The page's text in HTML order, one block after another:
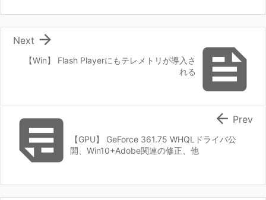

【Win】 Flash Playerにもテレメトリが導入さ
れる

Next
 【GPU】 GeForce 361.75 WHQLドライバ公
開、Win10+Adobe関連の修正、他
 Prev